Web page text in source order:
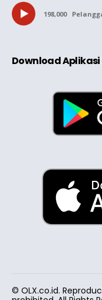
198,000
Download Aplikasi
© OLX.co.id.